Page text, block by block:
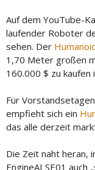
Auf dem YouTube-
laufender Roboter
sehen. Der
1,70 Meter großen
160.000 $ zu kaufen
Für
empfieht sich ein
das alle derzeit
Die Zeit naht heran,
EngineAI SE01 auch